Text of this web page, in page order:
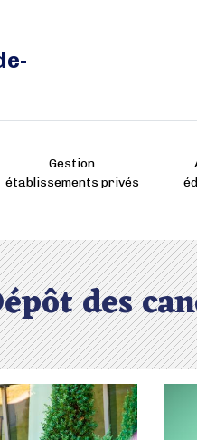
Gestion
établissements privés
des